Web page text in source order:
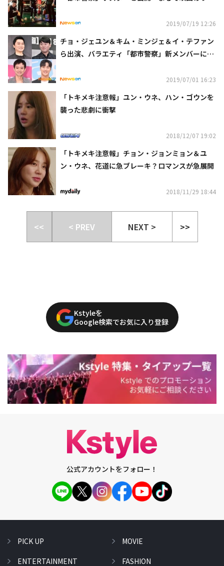
2019/07/19 12:26
チョ・ジェユン＆キム・ミンジェ＆イ・テファン
ら出演、バラエティ「都市警察」新メンバーにチ
2019/07/01 16:23
「トキメキ注意報」ユン・ウネ、ハン・ゴウンを
襲った悲劇に衝撃
2018/12/07 19:02
「トキメキ注意報」チョン・ジョンミョン＆ユ
ン・ウネ、花道に急ブレーキ？ロマンスが急展開
2018/11/29 18:44
<< < PREV NEXT > >>
Kstyleを
Google検索でお気に入り登録
公式アカウントをフォロー！
PICK UP
ENTERTAINMENT
MOVIE
FASHION